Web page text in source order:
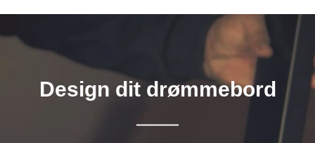
Design dit drømmebord